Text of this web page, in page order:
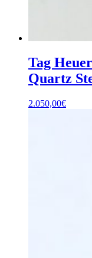
Tag
Quartz
2.050,00€